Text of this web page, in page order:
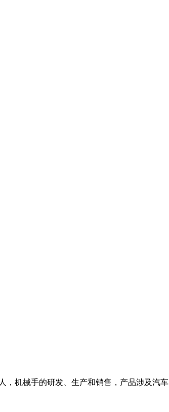
机械手的研发、生产和销售，产品涉及汽